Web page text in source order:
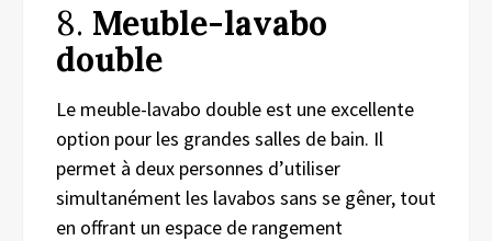
8. Meuble-lavabo
double
Le meuble-lavabo double est une excellente
option pour les grandes salles de bain. Il
permet à deux personnes d’utiliser
simultanément les lavabos sans se gêner, tout
en offrant un espace de rangement